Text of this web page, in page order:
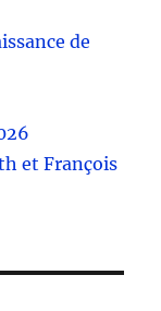
de
et François